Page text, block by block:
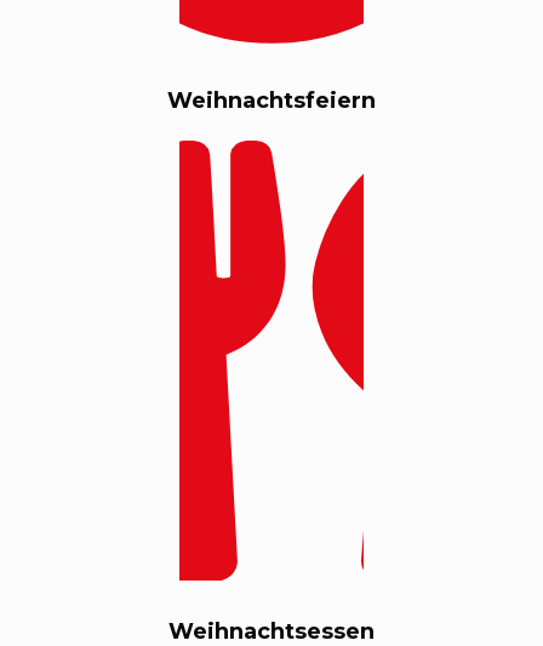
Weihnachtsfeiern
Weihnachtsessen